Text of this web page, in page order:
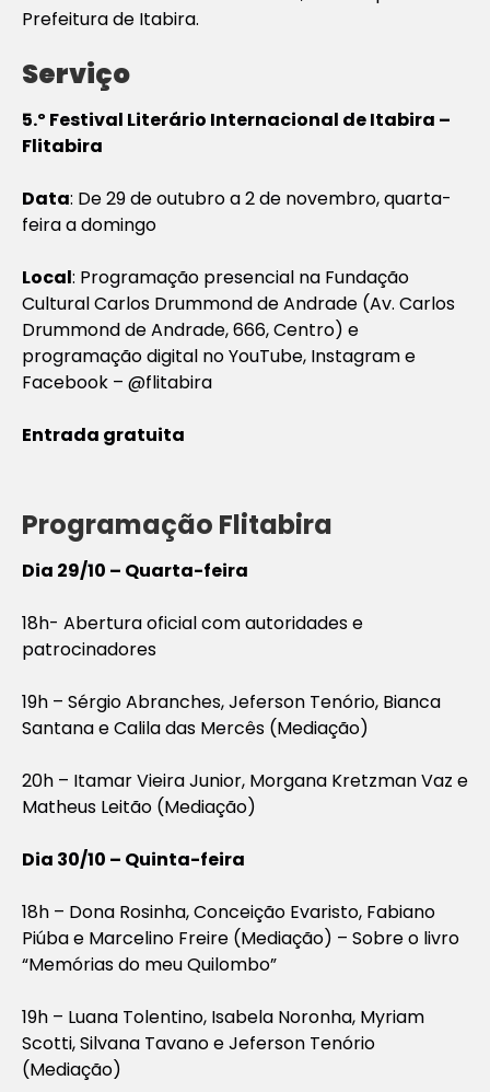
Prefeitura de Itabira.
Serviço
5.º Festival Literário Internacional de Itabira –
Flitabira
Data: De 29 de outubro a 2 de novembro, quarta-
feira a domingo
Local: Programação presencial na Fundação
Cultural Carlos Drummond de Andrade (Av. Carlos
Drummond de Andrade, 666, Centro) e
programação digital no YouTube, Instagram e
Facebook – @flitabira
Entrada gratuita
Programação Flitabira
Dia 29/10 – Quarta-feira
18h- Abertura oficial com autoridades e
patrocinadores
19h – Sérgio Abranches, Jeferson Tenório, Bianca
Santana e Calila das Mercês (Mediação)
20h – Itamar Vieira Junior, Morgana Kretzman Vaz e
Matheus Leitão (Mediação)
Dia 30/10 – Quinta-feira
18h – Dona Rosinha, Conceição Evaristo, Fabiano
Piúba e Marcelino Freire (Mediação) – Sobre o livro
“Memórias do meu Quilombo”
19h – Luana Tolentino, Isabela Noronha, Myriam
Scotti, Silvana Tavano e Jeferson Tenório
(Mediação)